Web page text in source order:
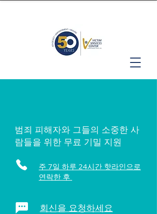
범죄 피해자와 그들의 소중한 사
람들을 위한 무료 기밀 지원
주 7일 하루 24시간 핫라인으로
연락한 후
회신을 요청하세요